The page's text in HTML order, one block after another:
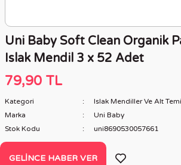
Uni Baby Soft Clean Organik
Islak Mendil 3 x 52 Adet
79,90 TL
Kategori
Islak Mendiller Ve Alt
Marka
Uni Baby
Stok Kodu
uni8690530057661
GELINCE HABER VER